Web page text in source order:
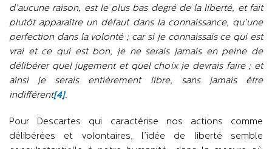
d’aucune raison, est le plus bas degré de la liberté, et fait
plutôt apparaître un défaut dans la connaissance, qu’une
perfection dans la volonté ; car si je connaissais ce qui est
vrai et ce qui est bon, je ne serais jamais en peine de
délibérer quel jugement et quel choix je devrais faire ; et
ainsi je serais entièrement libre, sans jamais être
indifférent[4].
Pour Descartes qui caractérise nos actions comme
délibérées et volontaires, l’idée de liberté semble